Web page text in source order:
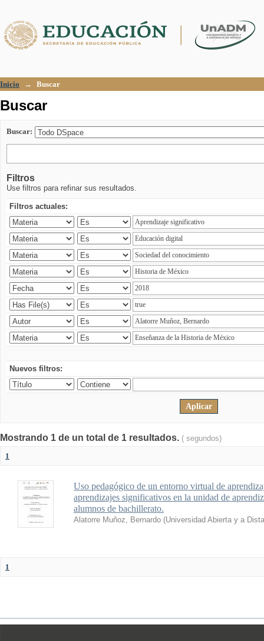
Inicio → Buscar
Buscar
Buscar:
Filtros
Use filtros para refinar sus resultados.
Filtros actuales:
Nuevos filtros:
Mostrando 1 de un total de 1 resultados. ( segundos)
1
Uso pedagógico de un entorno virtual de
aprendizajes significativos en la unidad de
alumnos de bachillerato.
Alatorre Muñoz, Bernardo (Universidad Abierta y a
1